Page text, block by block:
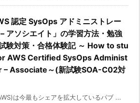
認定 SysOps アドミニストレー
アソシエイト」の学習方法・勉強
験対策・合格体験記 ～ How to stu
AWS Certified SysOps Administ
– Associate～(新試験SOA-C02対
は今最もシェアを拡大しているパブ ...